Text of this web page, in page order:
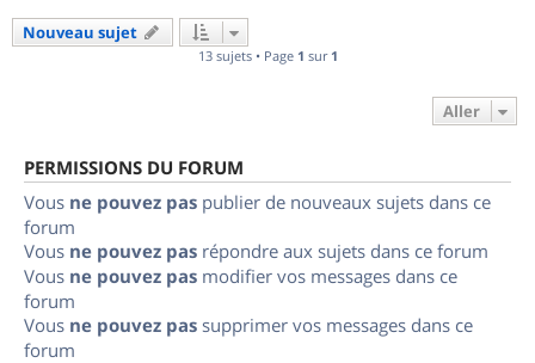
Nouveau sujet
13 sujets • Page 1 sur 1
Aller
PERMISSIONS DU FORUM
Vous ne pouvez pas publier de nouveaux sujets dans ce
forum
Vous ne pouvez pas répondre aux sujets dans ce forum
Vous ne pouvez pas modifier vos messages dans ce
forum
Vous ne pouvez pas supprimer vos messages dans ce
forum